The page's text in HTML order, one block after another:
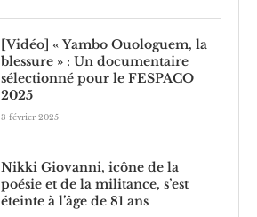
[Vidéo] « Yambo Ouologuem, la
blessure » : Un documentaire
sélectionné pour le FESPACO
2025
3 février 2025
Nikki Giovanni, icône de la
poésie et de la militance, s’est
éteinte à l’âge de 81 ans